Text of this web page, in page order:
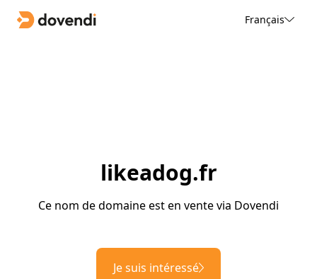
Français
likeadog.fr
Ce nom de domaine est en vente via Dovendi
Je suis intéressé